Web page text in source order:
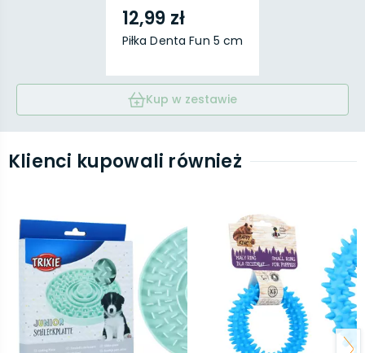
12,99 zł
Piłka Denta Fun 5 cm
Kup w zestawie
Klienci kupowali również